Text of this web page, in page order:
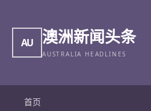
AU 澳洲新闻头条
AUSTRALIA HEADLINES
首页